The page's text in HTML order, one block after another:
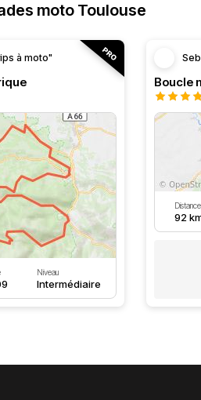
moto Toulouse
à moto"
Niveau
Intermédiaire
Distance
92